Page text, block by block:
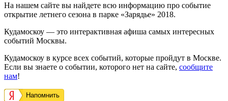
На нашем сайте вы найдете всю информацию про событие
открытие летнего сезона в парке «Зарядье» 2018.
Кудамоскоу — это интерактивная афиша самых интересных
событий Москвы.
Кудамоскоу в курсе всех событий, которые пройдут в Москве.
Если вы знаете о событии, которого нет на сайте, сообщите
нам!
Напомнить